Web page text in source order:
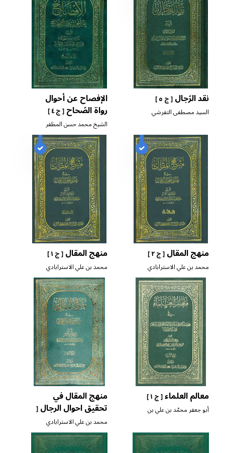
نقد الرّجال[ ج ٥ ]
السيد مصطفى التفرشي
الإفصاح عن أحوال
رواة الصّحاح[ ج ٤ ]
الشيخ محمد حسن المظفر
منهج المقال[ ج ٢ ]
محمد بن علي الاسترابادي
منهج المقال[ ج ١ ]
محمد بن علي الاسترابادي
معالم العلماء[ ج ١ ]
أبو جعفر محمّد بن علي بن
شهرآشوب المازندراني
منهج المقال في
تحقيق احوال الرجال[
ج ٥ ]
محمد بن علي الاسترابادي